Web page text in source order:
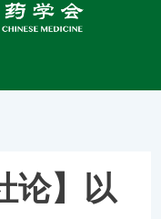
论】以